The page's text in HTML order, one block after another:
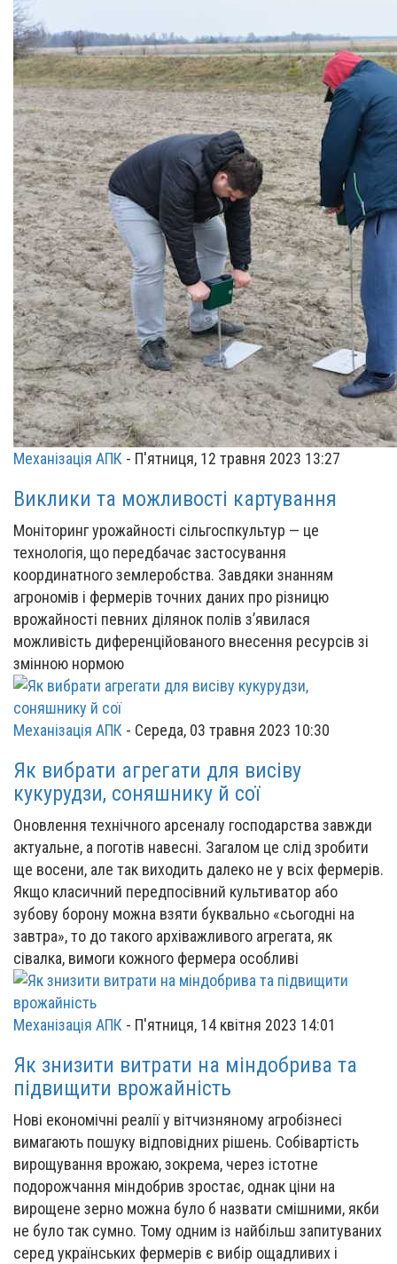
Механізація АПК - П'ятниця, 12 травня 2023 13:27
Виклики та можливості картування
Моніторинг урожайності сільгоспкультур — це
технологія, що передбачає застосування
координатного землеробства. Завдяки знанням
агрономів і фермерів точних даних про різницю
врожайності певних ділянок полів з’явилася
можливість диференційованого внесення ресурсів зі
змінною нормою
Механізація АПК - Середа, 03 травня 2023 10:30
Як вибрати агрегати для висіву
кукурудзи, соняшнику й сої
Оновлення технічного арсеналу господарства завжди
актуальне, а поготів навесні. Загалом це слід зробити
ще восени, але так виходить далеко не у всіх фермерів.
Якщо класичний передпосівний культиватор або
зубову борону можна взяти буквально «сьогодні на
завтра», то до такого архіважливого агрегата, як
сівалка, вимоги кожного фермера особливі
Механізація АПК - П'ятниця, 14 квітня 2023 14:01
Як знизити витрати на міндобрива та
підвищити врожайність
Нові економічні реалії у вітчизняному агробізнесі
вимагають пошуку відповідних рішень. Собівартість
вирощування врожаю, зокрема, через істотне
подорожчання міндобрив зростає, однак ціни на
вирощене зерно можна було б назвати смішними, якби
не було так сумно. Тому одним із найбільш запитуваних
серед українських фермерів є вибір ощадливих і